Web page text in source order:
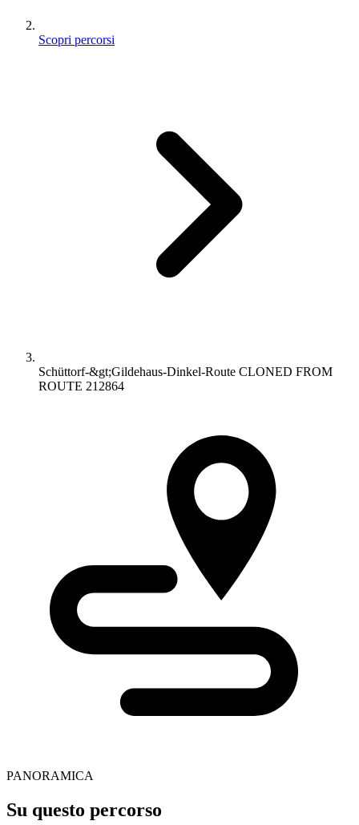
Scopri percorsi
Schüttorf-&gt;Gildehaus-Dinkel-Route CLONED FROM
ROUTE 212864
PANORAMICA
Su questo percorso